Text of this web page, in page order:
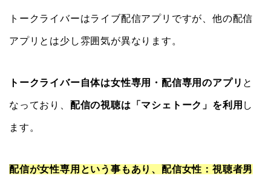
トークライバーはライブ配信アプリですが、他の配信
アプリとは少し雰囲気が異なります。
トークライバー自体は女性専用・配信専用のアプリ と
なっており、 配信の視聴は「マシェトーク」を利用 し
ます。
配信が女性専用という事もあり、配信女性：視聴者男